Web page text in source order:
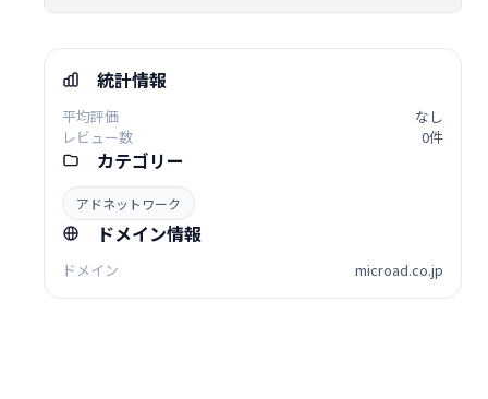
統計情報
平均評価
なし
レビュー数
0件
カテゴリー
アドネットワーク
ドメイン情報
ドメイン microad.co.jp